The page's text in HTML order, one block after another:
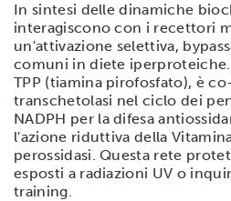
In sintesi delle dinamiche
interagiscono con i recettori
un'attivazione selettiva,
comuni in diete iperproteiche.
TPP (tiamina pirofosfato), è
transchetolasi nel ciclo dei
NADPH per la difesa
l'azione riduttiva della
perossidasi. Questa rete
esposti a radiazioni UV o
training.